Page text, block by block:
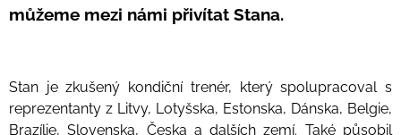
můžeme mezi námi přivítat Stana.
Stan je zkušený kondiční trenér, který spolupracoval s
reprezentanty z Litvy, Lotyšska, Estonska, Dánska, Belgie,
Brazílie, Slovenska, Česka a dalších zemí. Také působil